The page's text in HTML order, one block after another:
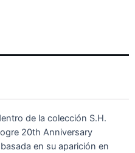
de la colección S.H.
20th Anniversary
en su aparición en